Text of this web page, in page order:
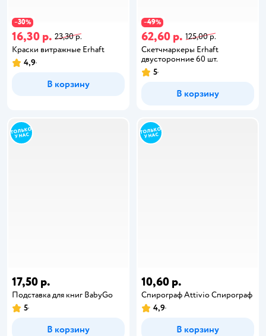
−30%
16,30 р. 23,30 р.
Краски витражные Erhaft
4,9
В корзину
−49%
62,60 р. 125,00 р.
Скетчмаркеры Erhaft
двусторонние 60 шт.
5
В корзину
17,50 р.
Подставка для книг BabyGo
5
В корзину
10,60 р.
Спирограф Attivio Спирограф
4,9
В корзину